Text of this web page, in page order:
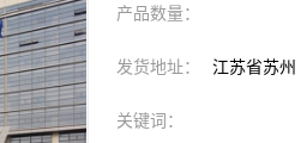
产品数量：
发货地址： 江苏省苏州
关键词：